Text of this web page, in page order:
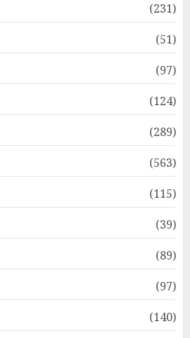
(231)
(51)
(97)
(124)
(289)
(563)
(115)
(39)
(89)
(97)
(140)